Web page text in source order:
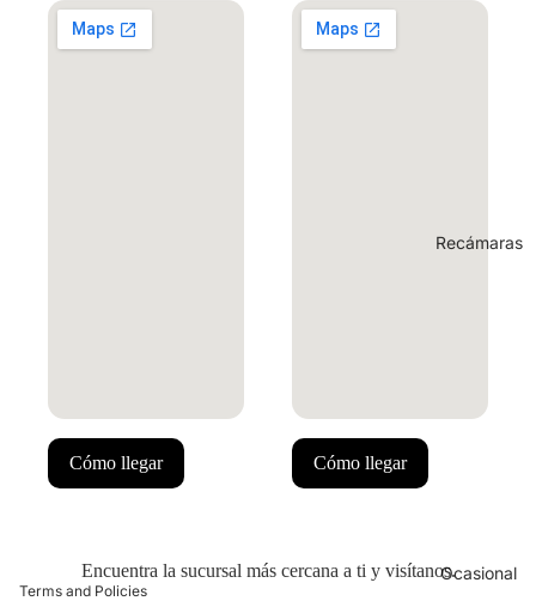
Recámaras
Ocasional
Cómo llegar Cómo llegar
Encuentra la sucursal más cercana a ti y visítanos.
Terms and Policies
policy